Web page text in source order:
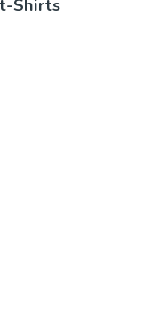
Shirts